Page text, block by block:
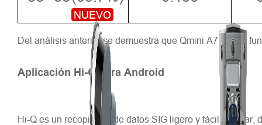
NUEVO
Del análisis anterior se demuestra que Qmini A7 puede
Aplicación Hi-Q para Android
Hi-Q es un recopilador de datos SIG ligero y fácil de